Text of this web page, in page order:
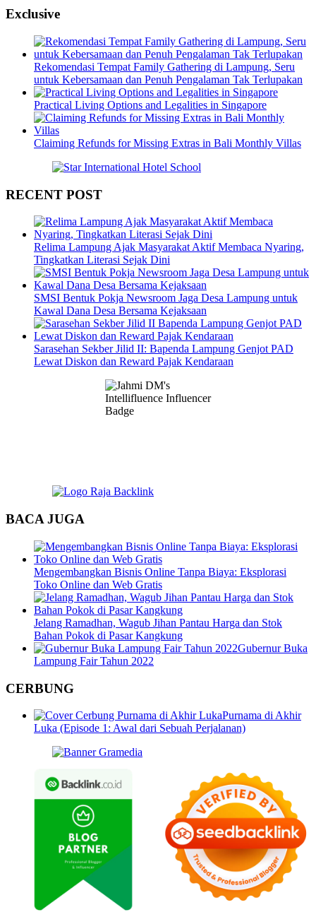
Exclusive
Rekomendasi Tempat Family Gathering di Lampung, Seru
untuk Kebersamaan dan Penuh Pengalaman Tak Terlupakan
Practical Living Options and Legalities in Singapore
Claiming Refunds for Missing Extras in Bali Monthly Villas
RECENT POST
Relima Lampung Ajak Masyarakat Aktif Membaca Nyaring,
Tingkatkan Literasi Sejak Dini
SMSI Bentuk Pokja Newsroom Jaga Desa Lampung untuk
Kawal Dana Desa Bersama Kejaksaan
Sarasehan Sekber Jilid II: Bapenda Lampung Genjot PAD
Lewat Diskon dan Reward Pajak Kendaraan
BACA JUGA
Mengembangkan Bisnis Online Tanpa Biaya: Eksplorasi
Toko Online dan Web Gratis
Jelang Ramadhan, Wagub Jihan Pantau Harga dan Stok
Bahan Pokok di Pasar Kangkung
Gubernur Buka
Lampung Fair Tahun 2022
CERBUNG
Purnama di Akhir
Luka (Episode 1: Awal dari Sebuah Perjalanan)